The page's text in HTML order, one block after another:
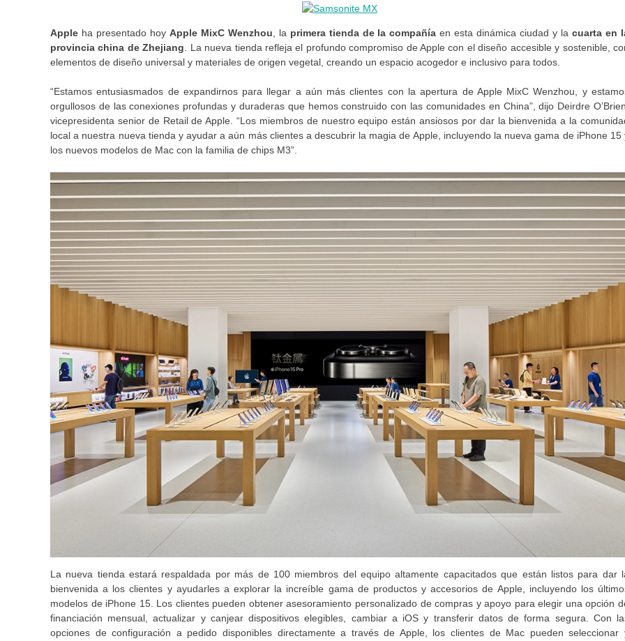
Apple ha presentado hoy Apple MixC Wenzhou , la primera tienda de la compañíaen esta dinámica ciudad y lacuarta en
provincia china de Zhejiang . La nueva tienda refleja el profundo compromiso de Apple con el diseño accesible y sostenible,
elementos de diseño universal y materiales de origen vegetal, creando un espacio acogedor e inclusivo para todos.
“Estamos entusiasmados de expandirnos para llegar a aún más clientes con la apertura de Apple MixC Wenzhou, y
orgullosos de las conexiones profundas y duraderas que hemos construido con las comunidades en China”, dijo Deirdre O’Brien,
vicepresidenta senior de Retail de Apple. “Los miembros de nuestro equipo están ansiosos por dar la bienvenida a la
local a nuestra nueva tienda y ayudar a aún más clientes a descubrir la magia de Apple, incluyendo la nueva gama de iPhone 15
los nuevos modelos de Mac con la familia de chips M3”.
La nueva tienda estará respaldada por más de 100 miembros del equipo altamente capacitados que están listos para dar
bienvenida a los clientes y ayudarles a explorar la increíble gama de productos y accesorios de Apple, incluyendo los
modelos de iPhone 15. Los clientes pueden obtener asesoramiento personalizado de compras y apoyo para elegir una opción
financiación mensual, actualizar y canjear dispositivos elegibles, cambiar a iOS y transferir datos de forma segura. Con
opciones de configuración a pedido disponibles directamente a través de Apple, los clientes de Mac pueden seleccionar